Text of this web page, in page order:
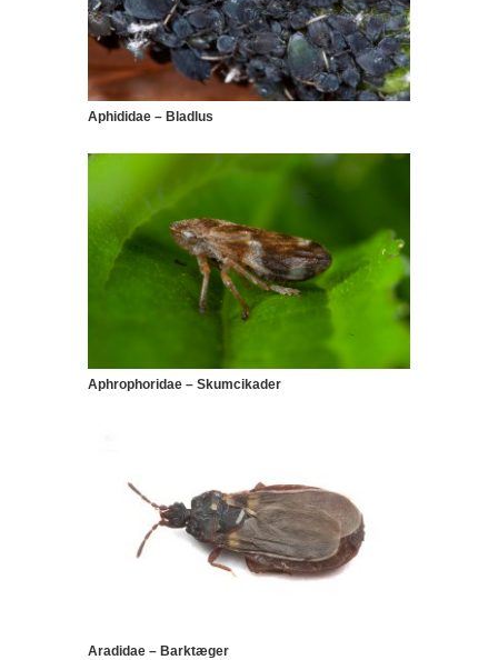
Aphididae – Bladlus
Aphrophoridae – Skumcikader
Aradidae – Barktæger